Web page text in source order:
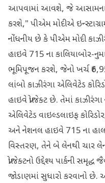
આપવામાં આવશે, જે આસામના
કરશે," પીએમ મોદીએ
નોંધનીય છે કે પીએમ મોદી
હાઇવે 715 ના કાલિયાબોર-
ભૂમિપૂજન કરશે, જેનો ખર્ચ
લાંબો કાઝીરંગા એલિવેટેડ
હાઇવે પ્રોજેક્ટ છે. તેમાં કાઝીરંગા
એલિવેટેડ વાઇલ્ડલાઇફ
અને નેશનલ હાઇવે 715 ના
વિસ્તરણ, તેને બે લેનથી ચાર
પ્રોજેક્ટનો ઉદ્દેશ્ય પાર્કની
જોડાણમાં સુધારો કરવાનો છે.